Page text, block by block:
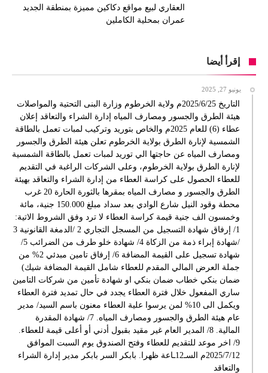
العقاري لبيع مواقع دكاكين مميزة بمنطقة الجديد
عمران بمحلية الكاملين
إقرأ أيضا
يونيو 27, 2025
التاريخ 2025/6/25م ولاية الخرطوم وزارة البنى التحتية والمواصلات
هيئة الطرق والجسور ومصارف المياه إدارة الشراء والتعاقد إعلان
عطاء (6) للعام 2025م والخاص بتوريد وتركيب لمبات تعمل بالطاقة
الشمسية لإنارة الطرق بولاية الخرطوم تعلن هيئة الطرق والجسور
ومصارف المياه عن حاجتها الي توريد لمبات تعمل بالطاقة الشمسية
لإنارة الطرق بولاية الخرطوم، وعلى الشركات الراغبة في التقديم
للعطاء الحصول على كراسة العطاء من إدارة الشراء والتعاقد بهيئة
الطرق والجسور و مصارف المياه بمقرها بالثورة الحارة 20 غرب
محطة وقود النيل شارع الوادي بعد سداد مبلغ 150.000 جنية، مائة
وخمسون الف جنية قيمة كراسة العطاء لا ترد وفق الشروط الاتية:
1/ إرفاق شهادة التسجيل من المسجل التجاري 2 /الدمغة القانونية 3
/شهادة إبراء ذمة من الزكاة 4/ شهادة خلو طرف من الضرائب 5/
شهادة تسجيل على القيمة المضافة 6/ إرفاق تامين مبدئي 2% من
جملة العرض المالي المقدم للعطاء شامل القيمة المضافة شيك)
ضمان بنكي خطاب ضمان بنكي او شهادة تأمين من شركات التامين
ساري المفعول خلال فترة العطاء يجدد في حال تمديد فترة العطاء
ويكمل الى 10% لمن يرسوا علية العطاء معنون باسم السيد/ مدير
عام هيئة الطرق والجسور ومصارف المياه. 7/ شهادة المقدرة
المالية. 8/ المدير العام غير مقيد بقبول أدني أو أعلى قيمة للعطاء.
9/ اخر موعد للتقديم للعطاء وفتح الصندوق يوم السبت الموافق
2025/7/12م السـ12ـاعة ظهرا. بابكر السر بابكر مدير إدارة الشراء
والتعاقد